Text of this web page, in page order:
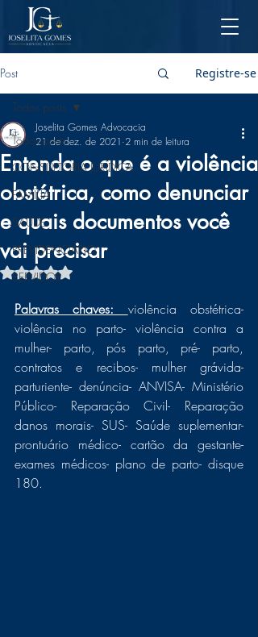
Post Registre-se
Todos posts
CONSULTORIA JURÍDICA
FAMÍLIA
SAÚDE
PREVIDENCIÁRIO
SERVIDOR
Todos posts
Entenda o que é a violência
obstétrica, como denunciar
e quais documentos você
vai precisar
Joselita Gomes Advocacia
21 de dez. de 2021 2 min de leitura
Avaliado com NaN de 5 estrelas.
Palavras chaves: violência obstétrica-
violência no parto- violência contra a
mulher- parto, pós parto, pré- parto,
contratos e recibos- mulher grávida-
parturiente- denúncia- ANVISA- Ministério
Público- Reparação Civil- Reparação
danos morais- SUS- Saúde suplementar-
prontuário médico- cartão da gestante-
exames médicos- plano de parto- disque
180.